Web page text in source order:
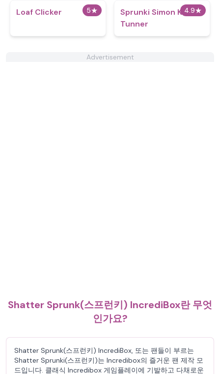
5★
Loaf Clicker 4.9★
Sprunki Simon Kill
Tunner
Advertisement
Shatter Sprunk(스프런키) IncrediBox란 무엇
인가요?
Shatter Sprunk(스프런키) IncrediBox, 또는 팬들이 부르는
Shatter Sprunki(스프런키)는 Incredibox의 즐거운 팬 제작 모
드입니다. 클래식 Incredibox 게임플레이에 기발하고 다채로운